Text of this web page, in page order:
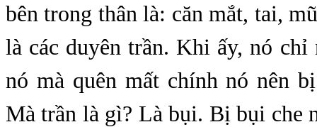
bên trong thân là: căn mắt, tai,
là các duyên trần. Khi ấy, nó chỉ
nó mà quên mất chính nó nên
Mà trần là gì? Là bụi. Bị bụi che